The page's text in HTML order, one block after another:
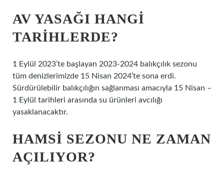
AV YASAĞI HANGI
TARIHLERDE?
1 Eylül 2023’te başlayan 2023-2024 balıkçılık sezonu
tüm denizlerimizde 15 Nisan 2024’te sona erdi.
Sürdürülebilir balıkçılığın sağlanması amacıyla 15 Nisan –
1 Eylül tarihleri ​​arasında su ürünleri avcılığı
yasaklanacaktır.
HAMSI SEZONU NE ZAMAN
AÇILIYOR?